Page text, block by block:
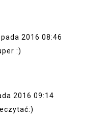
2016 08:46
:)
2016 09:14